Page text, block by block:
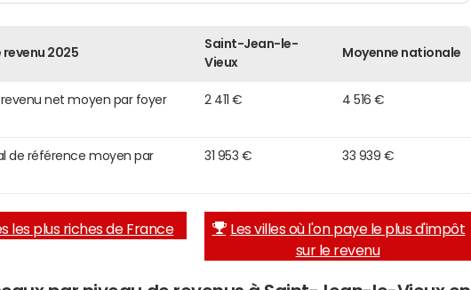
revenu 2025
Saint-Jean-le-
Vieux
Moyenne nationale
revenu net moyen par foyer
2 411 € 4 516 €
de référence moyen par
31 953 € 33 939 €
les plus riches de France
Les villes où l'on paye le plus d'impôt
sur le revenu